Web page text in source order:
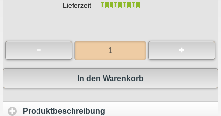
Lieferzeit
In den Warenkorb
Produktbeschreibung